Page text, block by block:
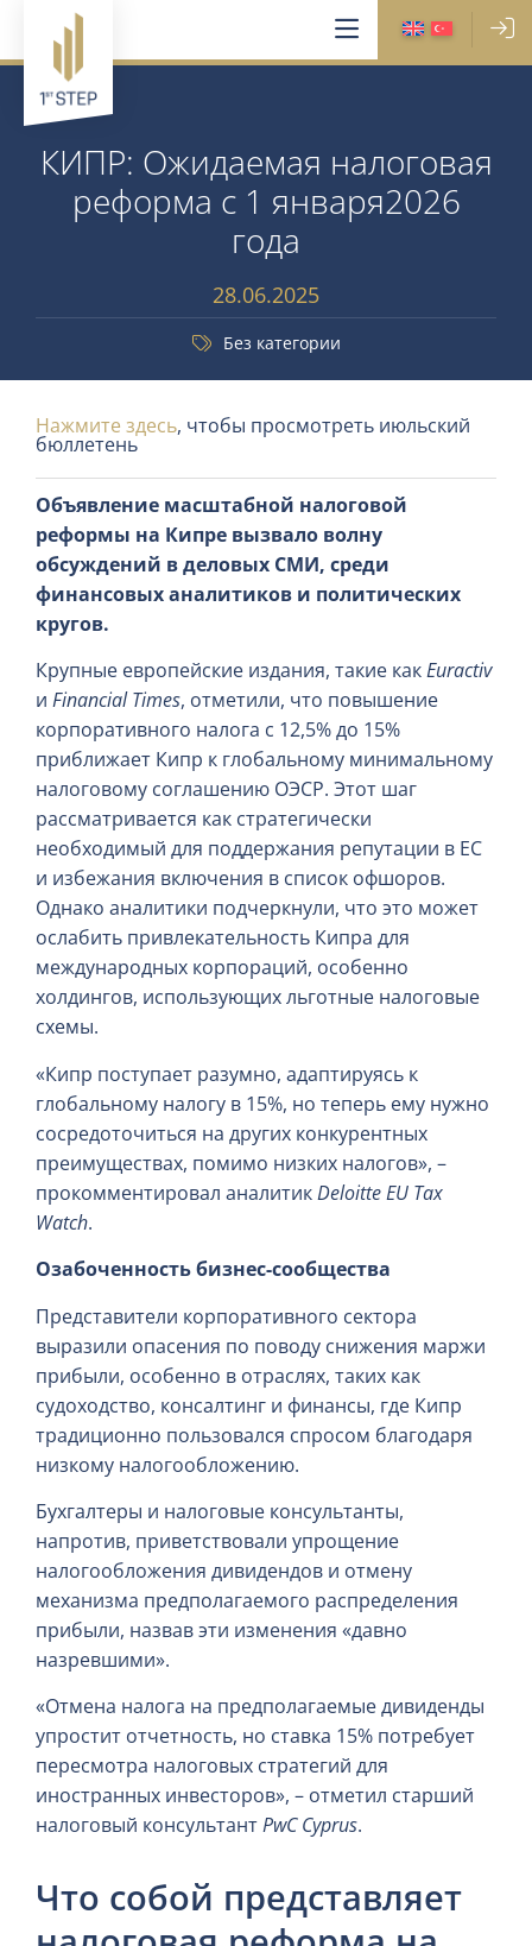
КИПР: Ожидаемая налоговая
реформа с 1 января2026
года
28.06.2025
Без категории
Нажмите здесь, чтобы просмотреть июльский
бюллетень
Объявление масштабной налоговой
реформы на Кипре вызвало волну
обсуждений в деловых СМИ, среди
финансовых аналитиков и политических
кругов.
Крупные европейские издания, такие какEuractiv
и Financial Times, отметили, что повышение
корпоративного налога с 12,5% до 15%
приближает Кипр к глобальному минимальному
налоговому соглашению ОЭСР. Этот шаг
рассматривается как стратегически
необходимый для поддержания репутации в ЕС
и избежания включения в список офшоров.
Однако аналитики подчеркнули, что это может
ослабить привлекательность Кипра для
международных корпораций, особенно
холдингов, использующих льготные налоговые
схемы.
«Кипр поступает разумно, адаптируясь к
глобальному налогу в 15%, но теперь ему нужно
сосредоточиться на других конкурентных
преимуществах, помимо низких налогов», –
прокомментировал аналитикDeloitte EU Tax
Watch.
Озабоченность бизнес-сообщества
Представители корпоративного сектора
выразили опасения по поводу снижения маржи
прибыли, особенно в отраслях, таких как
судоходство, консалтинг и финансы, где Кипр
традиционно пользовался спросом благодаря
низкому налогообложению.
Бухгалтеры и налоговые консультанты,
напротив, приветствовали упрощение
налогообложения дивидендов и отмену
механизма предполагаемого распределения
прибыли, назвав эти изменения «давно
назревшими».
«Отмена налога на предполагаемые дивиденды
упростит отчетность, но ставка 15% потребует
пересмотра налоговых стратегий для
иностранных инвесторов», – отметил старший
налоговый консультантPwC Cyprus.
Что собой представляет